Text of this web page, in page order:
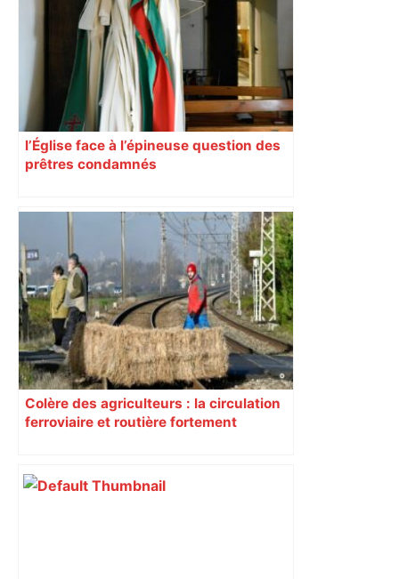
l’Église face à l’épineuse question des
prêtres condamnés
Colère des agriculteurs : la circulation
ferroviaire et routière fortement